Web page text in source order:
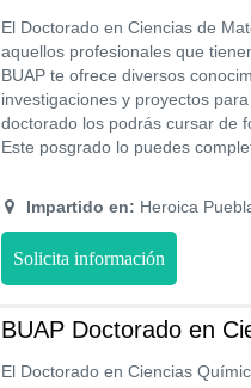
El Doctorado en Ciencias de
aquellos profesionales que
BUAP te ofrece diversos
investigaciones y proyectos
doctorado los podrás cursar de
Este posgrado lo puedes
Impartido en: Heroica
Solicita información
BUAP Doctorado en
El Doctorado en Ciencias